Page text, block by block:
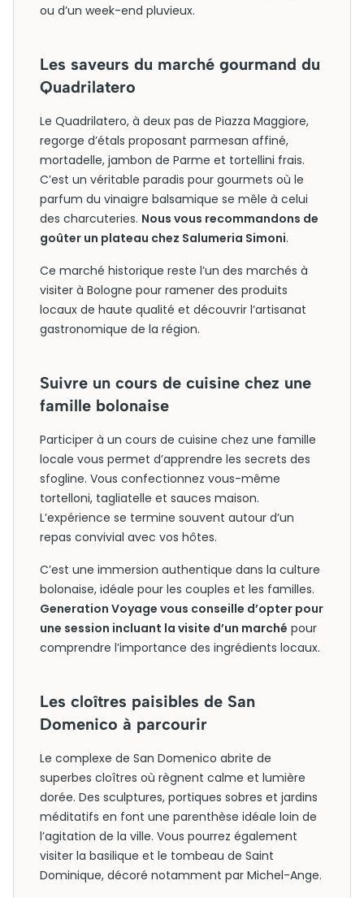
ou d’un week-end pluvieux.
Les saveurs du marché gourmand du
Quadrilatero
Le Quadrilatero, à deux pas de Piazza Maggiore,
regorge d’étals proposant parmesan affiné,
mortadelle, jambon de Parme et tortellini frais.
C’est un véritable paradis pour gourmets où le
parfum du vinaigre balsamique se mêle à celui
des charcuteries. Nous vous recommandons de
goûter un plateau chez Salumeria Simoni.
Ce marché historique reste l’un des marchés à
visiter à Bologne pour ramener des produits
locaux de haute qualité et découvrir l’artisanat
gastronomique de la région.
Suivre un cours de cuisine chez une
famille bolonaise
Participer à un cours de cuisine chez une famille
locale vous permet d’apprendre les secrets des
sfogline. Vous confectionnez vous-même
tortelloni, tagliatelle et sauces maison.
L’expérience se termine souvent autour d’un
repas convivial avec vos hôtes.
C’est une immersion authentique dans la culture
bolonaise, idéale pour les couples et les familles.
Generation Voyage vous conseille d’opter pour
une session incluant la visite d’un marché pour
comprendre l’importance des ingrédients locaux.
Les cloîtres paisibles de San
Domenico à parcourir
Le complexe de San Domenico abrite de
superbes cloîtres où règnent calme et lumière
dorée. Des sculptures, portiques sobres et jardins
méditatifs en font une parenthèse idéale loin de
l’agitation de la ville. Vous pourrez également
visiter la basilique et le tombeau de Saint
Dominique, décoré notamment par Michel-Ange.